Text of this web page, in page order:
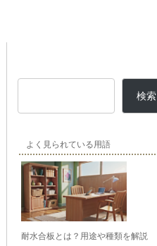
検索
よく見られている用語
耐水合板とは？用途や種類を解説